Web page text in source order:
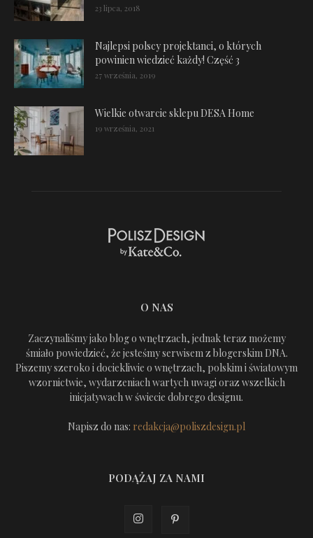
23 lipca, 2018
Najlepsi polscy projektanci, o których
powinien wiedzieć każdy! Część 3
27 września, 2019
Wielkie otwarcie sklepu DESA Home
19 września, 2021
O NAS
Zaczynaliśmy jako blog o wnętrzach, jednak teraz możemy
śmiało powiedzieć, że jesteśmy serwisem z blogerskim DNA.
Piszemy szeroko i dociekliwie o wnętrzach, polskim i światowym
wzornictwie, wydarzeniach wartych uwagi oraz wszelkich
inicjatywach w świecie dobrego designu.
Napisz do nas: redakcja@poliszdesign.pl
PODĄŻAJ ZA NAMI